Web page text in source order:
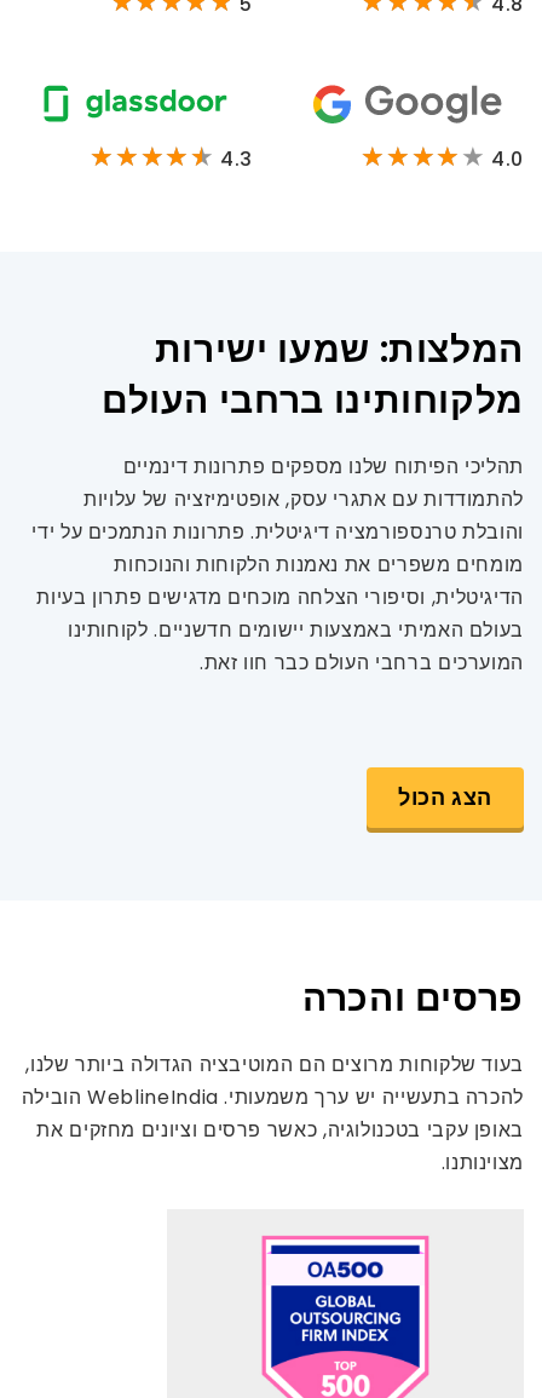
4.0
4.3
המלצות: שמעו ישירות
מלקוחותינו ברחבי העולם
תהליכי הפיתוח שלנו מספקים פתרונות דינמיים
להתמודדות עם אתגרי עסק, אופטימיזציה של עלויות
והובלת טרנספורמציה דיגיטלית. פתרונות הנתמכים על ידי
מומחים משפרים את נאמנות הלקוחות והנוכחות
הדיגיטלית, וסיפורי הצלחה מוכחים מדגישים פתרון בעיות
בעולם האמיתי באמצעות יישומים חדשניים. לקוחותינו
המוערכים ברחבי העולם כבר חוו זאת.
הצג הכול
פרסים והכרה
בעוד שלקוחות מרוצים הם המוטיבציה הגדולה ביותר שלנו,
להכרה בתעשייה יש ערך משמעותי. WeblineIndia הובילה
באופן עקבי בטכנולוגיה, כאשר פרסים וציונים מחזקים את
מצוינותנו.